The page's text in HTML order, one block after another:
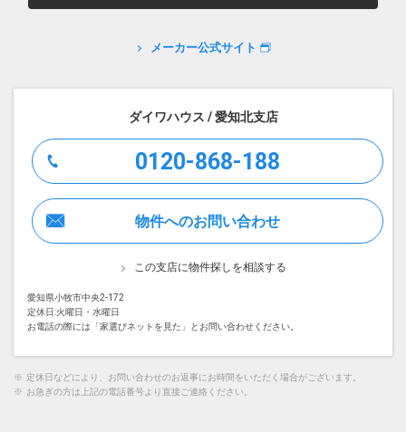
メーカー公式サイト
ダイワハウス / 愛知北支店
0120-868-188
物件へのお問い合わせ
この支店に物件探しを相談する
愛知県小牧市中央2-172
定休日:火曜日・水曜日
お電話の際には「家選びネットを見た」とお問い合わせください。
※ 定休日などにより、お問い合わせのお返事にお時間をいただく場合がございます。
※ お急ぎの方は上記の電話番号より直接ご連絡ください。